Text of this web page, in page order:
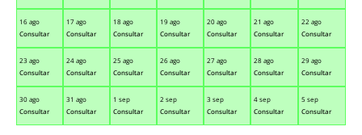
16 ago
Consultar
17 ago
Consultar
18 ago
Consultar
19 ago
Consultar
20 ago
Consultar
21 ago
Consultar
22 ago
Consultar
23 ago
Consultar
24 ago
Consultar
25 ago
Consultar
26 ago
Consultar
27 ago
Consultar
28 ago
Consultar
29 ago
Consultar
30 ago
Consultar
31 ago
Consultar
1 sep
Consultar
2 sep
Consultar
3 sep
Consultar
4 sep
Consultar
5 sep
Consultar